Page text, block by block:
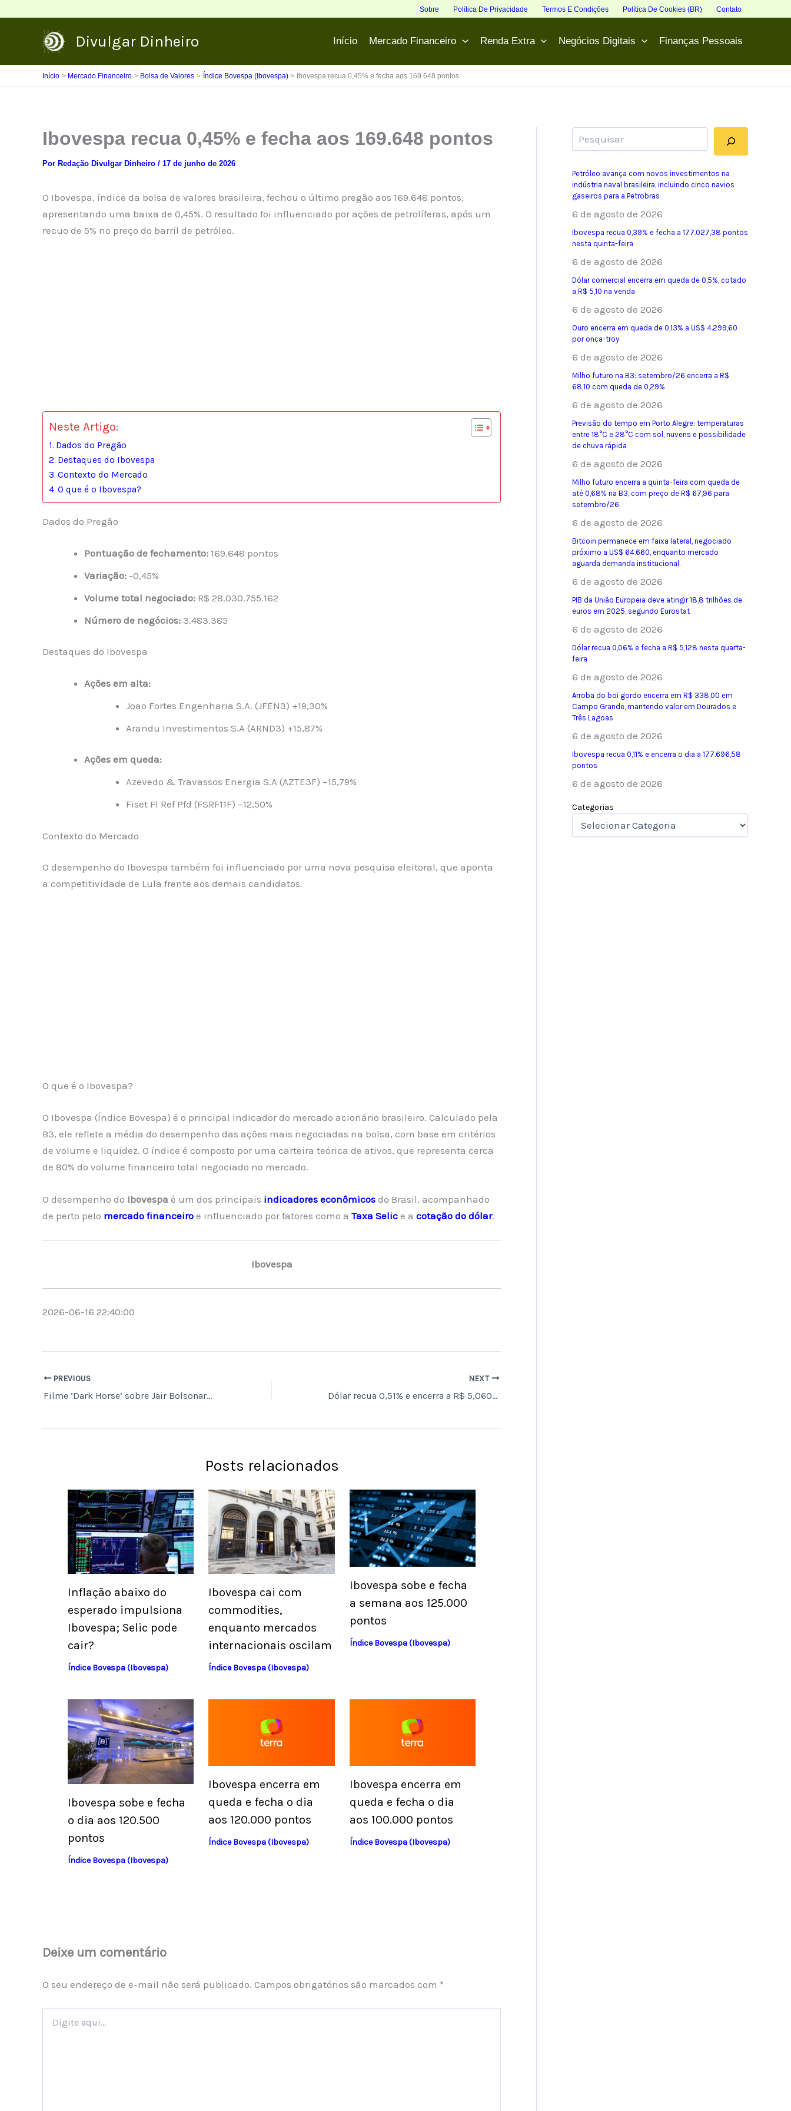
Sobre Política De Privacidade Termos E Condições Política De Cookies (BR) Contato
Divulgar Dinheiro Início Mercado Financeiro Renda Extra Negócios Digitais Finanças Pessoais
Início Mercado Financeiro Bolsa de Valores Índice Bovespa (Ibovespa) Ibovespa recua 0,45% e fecha aos 169.648 pontos
Ibovespa recua 0,45% e fecha aos 169.648 pontos
Por Redação Divulgar Dinheiro / 17 de junho de 2026
O Ibovespa, índice da bolsa de valores brasileira, fechou o último pregão aos 169.648 pontos,
apresentando uma baixa de 0,45%. O resultado foi influenciado por ações de petrolíferas, após um
recuo de 5% no preço do barril de petróleo.
Neste Artigo:
Dados do Pregão
Destaques do Ibovespa
Contexto do Mercado
O que é o Ibovespa?
Dados do Pregão
Pontuação de fechamento: 169.648 pontos
Variação: -0,45%
Volume total negociado: R$ 28.030.755.162
Número de negócios: 3.483.385
Destaques do Ibovespa
Ações em alta:
Joao Fortes Engenharia S.A. (JFEN3) +19,30%
Arandu Investimentos S.A (ARND3) +15,87%
Ações em queda:
Azevedo & Travassos Energia S.A (AZTE3F) −15,79%
Fiset Fl Ref Pfd (FSRF11F) −12,50%
Contexto do Mercado
O desempenho do Ibovespa também foi influenciado por uma nova pesquisa eleitoral, que aponta
a competitividade de Lula frente aos demais candidatos.
O que é o Ibovespa?
O Ibovespa (Índice Bovespa) é o principal indicador do mercado acionário brasileiro. Calculado pela
B3, ele reflete a média do desempenho das ações mais negociadas na bolsa, com base em critérios
de volume e liquidez. O índice é composto por uma carteira teórica de ativos, que representa cerca
de 80% do volume financeiro total negociado no mercado.
O desempenho do Ibovespa é um dos principais indicadores econômicos do Brasil, acompanhado
de perto pelo mercado financeiro e influenciado por fatores como a Taxa Selic e a cotação do dólar.
Ibovespa
2026-06-16 22:40:00
PREVIOUS
Filme ‘Dark Horse’ sobre Jair Bolsonaro é exibido em cúpula da direita americana em Las Vegas
NEXT
Dólar recua 0,51% e encerra a R$ 5,060 na venda nesta quarta-feira (17)
Posts relacionados
Inflação abaixo do
esperado impulsiona
Ibovespa; Selic pode
cair?
Índice Bovespa (Ibovespa)
Ibovespa cai com
commodities,
enquanto mercados
internacionais oscilam
Índice Bovespa (Ibovespa)
Ibovespa sobe e fecha
a semana aos 125.000
pontos
Índice Bovespa (Ibovespa)
Ibovespa sobe e fecha
o dia aos 120.500
pontos
Índice Bovespa (Ibovespa)
Ibovespa encerra em
queda e fecha o dia
aos 120.000 pontos
Índice Bovespa (Ibovespa)
Ibovespa encerra em
queda e fecha o dia
aos 100.000 pontos
Índice Bovespa (Ibovespa)
Deixe um comentário
O seu endereço de e-mail não será publicado. Campos obrigatórios são marcados com *
aqui...
Petróleo avança com novos investimentos na
indústria naval brasileira, incluindo cinco navios
gaseiros para a Petrobras
6 de agosto de 2026
Ibovespa recua 0,39% e fecha a 177.027,38 pontos
nesta quinta-feira
6 de agosto de 2026
Dólar comercial encerra em queda de 0,5%, cotado
a R$ 5,10 na venda
6 de agosto de 2026
Ouro encerra em queda de 0,13% a US$ 4.299,60
por onça-troy
6 de agosto de 2026
Milho futuro na B3: setembro/26 encerra a R$
68,10 com queda de 0,29%
6 de agosto de 2026
Previsão do tempo em Porto Alegre: temperaturas
entre 18°C e 28°C com sol, nuvens e possibilidade
de chuva rápida
6 de agosto de 2026
Milho futuro encerra a quinta-feira com queda de
até 0,68% na B3, com preço de R$ 67,96 para
setembro/26.
6 de agosto de 2026
Bitcoin permanece em faixa lateral, negociado
próximo a US$ 64.660, enquanto mercado
aguarda demanda institucional.
6 de agosto de 2026
PIB da União Europeia deve atingir 18,8 trilhões de
euros em 2025, segundo Eurostat
6 de agosto de 2026
Dólar recua 0,06% e fecha a R$ 5,128 nesta quarta-
feira
6 de agosto de 2026
Arroba do boi gordo encerra em R$ 338,00 em
Campo Grande, mantendo valor em Dourados e
Três Lagoas
6 de agosto de 2026
Ibovespa recua 0,11% e encerra o dia a 177.696,58
pontos
6 de agosto de 2026
Categorias